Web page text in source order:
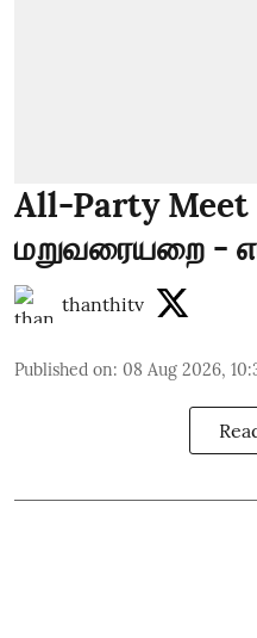
All-Party Meet
மறுவரையறை -
thanthitv
Published on: 08 Aug 2026,